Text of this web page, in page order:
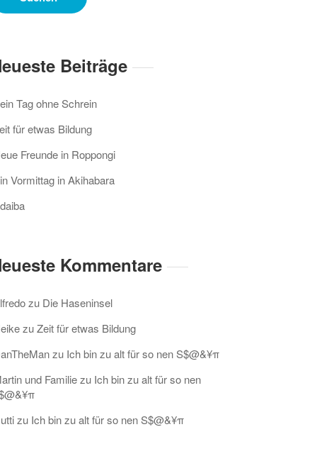
Beiträge
Tag ohne Schrein
für etwas Bildung
Freunde in Roppongi
Vormittag in Akihabara
Kommentare
zu Die Haseninsel
zuZeit für etwas Bildung
zu Ich bin zu alt für so nen S$@&¥π
und Familiezu Ich bin zu alt für so nen
zu Ich bin zu alt für so nen S$@&¥π